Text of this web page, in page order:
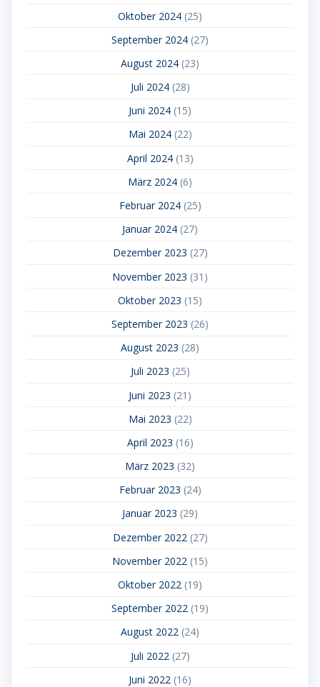
Oktober 2024 (25)
September 2024 (27)
August 2024 (23)
Juli 2024(28)
Juni 2024 (15)
Mai 2024(22)
April 2024(13)
März 2024 (6)
Februar 2024(25)
Januar 2024 (27)
Dezember 2023 (27)
November 2023 (31)
Oktober 2023 (15)
September 2023 (26)
August 2023 (28)
Juli 2023 (25)
Juni 2023 (21)
Mai 2023 (22)
April 2023 (16)
März 2023 (32)
Februar 2023 (24)
Januar 2023 (29)
Dezember 2022 (27)
November 2022 (15)
Oktober 2022 (19)
September 2022 (19)
August 2022 (24)
Juli 2022 (27)
Juni 2022 (16)